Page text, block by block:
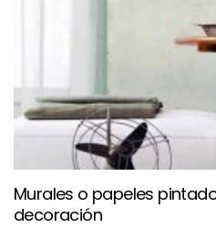
Murales o papeles
decoración